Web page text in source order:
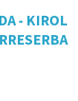
- KIROL